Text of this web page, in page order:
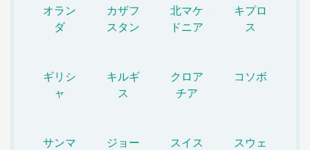
オラン
ダ
カザフ
スタン
北マケ
ドニア
キプロ
ス
ギリシ
ャ
キルギ
ス
クロア
チア
コソボ
サンマ
ジョー
スイス
スウェ